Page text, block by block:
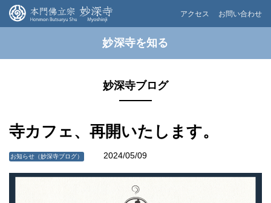
アクセス お問い合わせ
妙深寺を知る
妙深寺ブログ
寺カフェ、再開いたします。
お知らせ（妙深寺ブログ） 2024/05/09